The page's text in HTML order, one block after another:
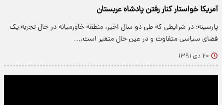
آمریکا خواستار کنار رفتن پادشاه عربستان
پارسینه: در شرایطی که طی دو سال اخیر، منطقه خاورمیانه در حال تجربه یک
فضای سیاسی متفاوت و در عین حال متغیر است،…
۲۰ دی ۱۳۹۱